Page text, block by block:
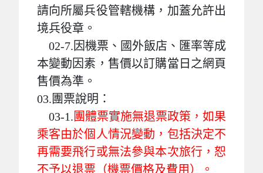
請向所屬兵役管轄機構，加蓋允許出
境兵役章。
02-7.因機票、國外飯店、匯率等成
本變動因素，售價以訂購當日之網頁
售價為準。
03.團票說明：
03-1. 團體票實施無退票政策，如果
乘客由於個人情況變動，包括決定不
再需要飛行或無法參與本次旅行，恕
不予以退票（機票價格及費用）。